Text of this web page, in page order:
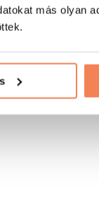
más olyan